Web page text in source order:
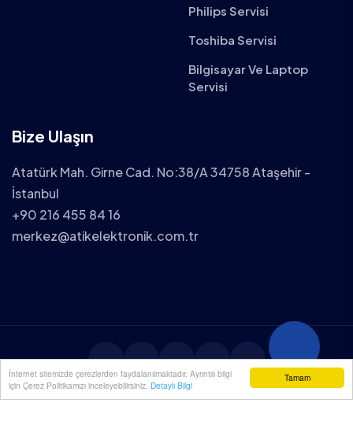
Tamam
İnternet sitemizde çerezlerden faydalanılmaktadır. Ayrıntılı bilgi
için Çerez Politikamızı inceleyebilirsiniz. Detaylı Bilgi
Philips Servisi
Toshiba Servisi
Bilgisayar Ve Laptop
Servisi
Bize Ulaşın
Atatürk Mah. Girne Cad. No:38/A 34758 Ataşehir -
İstanbul
+90 216 455 84 16
merkez@atikelektronik.com.tr
2025 ATİK ELEKTRONİK TÜM HAKLARI SAKLIDIR.